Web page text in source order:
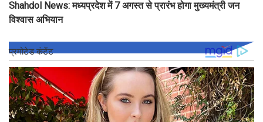
Shahdol News: मध्यप्रदेश में 7 अगस्त से प्रारंभ होगा मुख्यमंत्री जन
विश्वास अभियान